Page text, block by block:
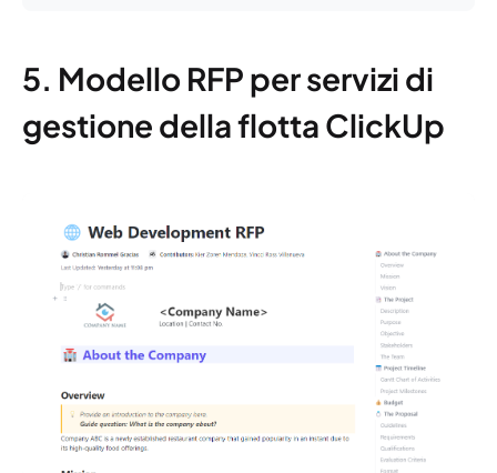
5. Modello RFP per servizi di
gestione della flotta ClickUp